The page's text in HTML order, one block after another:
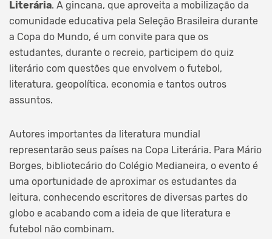
Literária. A gincana, que aproveita a mobilização da
comunidade educativa pela Seleção Brasileira durante
a Copa do Mundo, é um convite para que os
estudantes, durante o recreio, participem do quiz
literário com questões que envolvem o futebol,
literatura, geopolítica, economia e tantos outros
assuntos.
Autores importantes da literatura mundial
representarão seus países na Copa Literária. Para Mário
Borges, bibliotecário do Colégio Medianeira, o evento é
uma oportunidade de aproximar os estudantes da
leitura, conhecendo escritores de diversas partes do
globo e acabando com a ideia de que literatura e
futebol não combinam.